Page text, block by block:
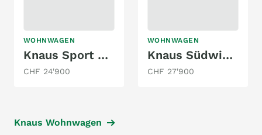
WOHNWAGEN
Knaus Sport 450 FU
CHF 24'900
WOHNWAGEN
Knaus Südwind 500 EU
CHF 27'900
Knaus Wohnwagen